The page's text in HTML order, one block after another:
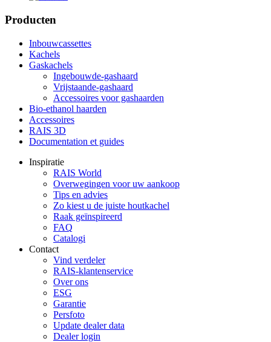
Producten
Inbouwcassettes
Kachels
Gaskachels
Ingebouwde-gashaard
Vrijstaande-gashaard
Accessoires voor gashaarden
Bio-ethanol haarden
Accessoires
RAIS 3D
Documentation et guides
Inspiratie
RAIS World
Overwegingen voor uw aankoop
Tips en advies
Zo kiest u de juiste houtkachel
Raak geïnspireerd
FAQ
Catalogi
Contact
Vind verdeler
RAIS-klantenservice
Over ons
ESG
Garantie
Persfoto
Update dealer data
Dealer login